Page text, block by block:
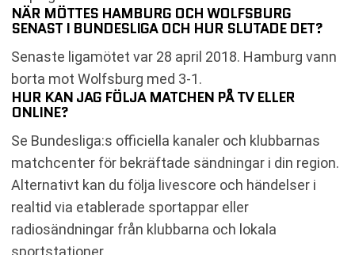
NÄR MÖTTES HAMBURG OCH WOLFSBURG
SENAST I BUNDESLIGA OCH HUR SLUTADE DET?
Senaste ligamötet var 28 april 2018. Hamburg vann
borta mot Wolfsburg med 3-1.
HUR KAN JAG FÖLJA MATCHEN PÅ TV ELLER
ONLINE?
Se Bundesliga:s officiella kanaler och klubbarnas
matchcenter för bekräftade sändningar i din region.
Alternativt kan du följa livescore och händelser i
realtid via etablerade sportappar eller
radiosändningar från klubbarna och lokala
sportstationer.